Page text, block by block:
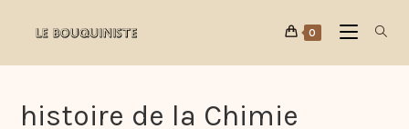
0
histoire de la Chimie